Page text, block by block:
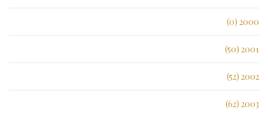
2000 (0)
2001 (50)
2002 (52)
2003 (62)